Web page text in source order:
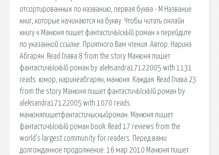
отсортированных по названию, первая буква - М Название
книг, которые начинаются на букву. Чтобы читать онлайн
книгу « Манюня пишет фантастичЫскЫй роман » перейдите
по указанной ссылке. Приятного Вам чтения. Автор: Наринэ
Абгарян. Read Глава 8 from the story Манюня пишет
фантастичЫскЫй роман by aleksandra17122005 with 1131
reads. юмор, наринеабгарян, манюня. Каждая. Read Глава 23
from the story Манюня пишет фантастичЫскЫй роман by
aleksandra17122005 with 1070 reads.
манюняпишетфантастичыскыйроман. Манюня пишет
фантастичЫскЫй роман book. Read 17 reviews from the
world's largest community for readers. Перед вами
долгожданное продолжение. 16 мар 2010 Манюня пишет